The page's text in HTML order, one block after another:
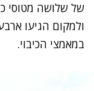
של שלושה מטוסי
ולמקום הגיעו
במאמצי הכיבוי.